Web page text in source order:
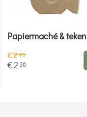
Papiermaché & teken
€295
€2 36